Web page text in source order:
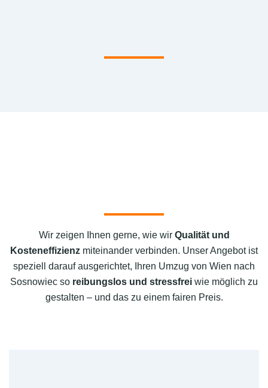
Wir zeigen Ihnen gerne, wie wir Qualität und
Kosteneffizienz miteinander verbinden. Unser Angebot ist
speziell darauf ausgerichtet, Ihren Umzug von Wien nach
Sosnowiec so reibungslos und stressfrei wie möglich zu
gestalten – und das zu einem fairen Preis.